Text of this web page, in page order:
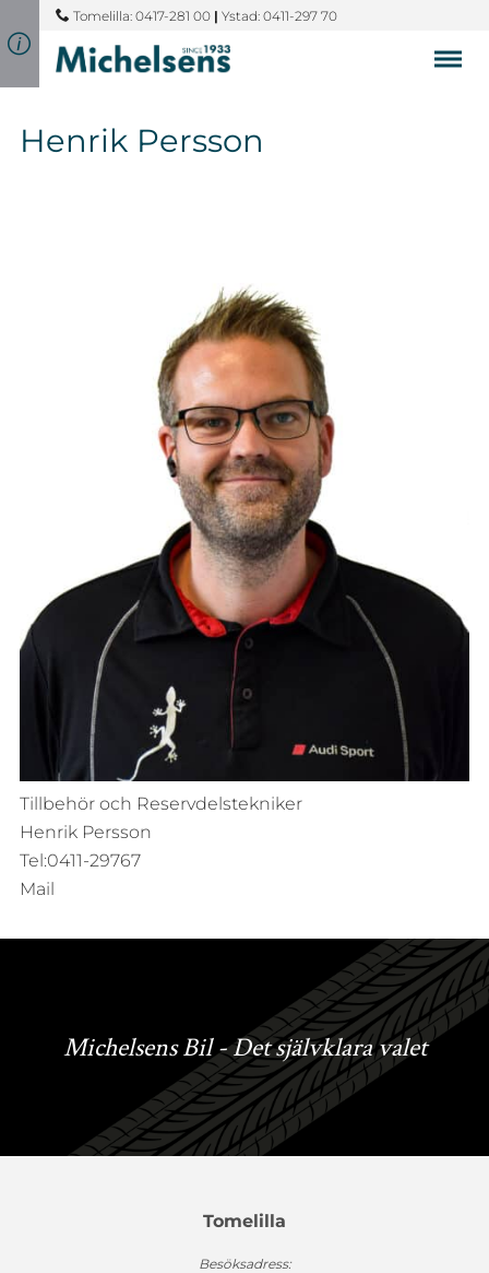
Tomelilla: 0417-281 00 | Ystad: 0411-297 70
Henrik Persson
Tillbehör och Reservdelstekniker
Henrik Persson
Tel:0411-29767
Mail
Michelsens Bil - Det självklara valet
Tomelilla
Besöksadress: